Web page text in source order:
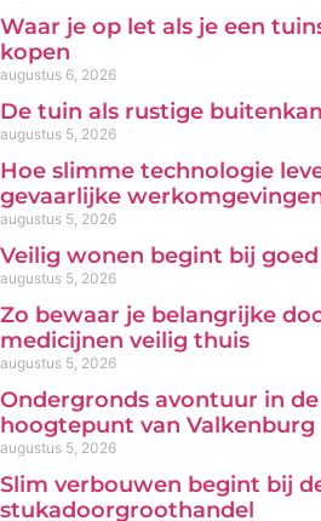
Waar je op let als je een
kopen
augustus 6, 2026
De tuin als rustige
augustus 5, 2026
Hoe slimme technologie
gevaarlijke
augustus 5, 2026
Veilig wonen begint bij
augustus 5, 2026
Zo bewaar je belangrijke
medicijnen veilig thuis
augustus 5, 2026
Ondergronds avontuur in
hoogtepunt van Valkenburg
augustus 5, 2026
Slim verbouwen begint bij
stukadoorgroothandel